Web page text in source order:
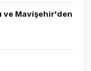
ve Mavişehir'den